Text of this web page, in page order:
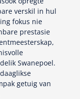
verskil in hul
fokus nie
prestasie
Swanepoel.
getuig van